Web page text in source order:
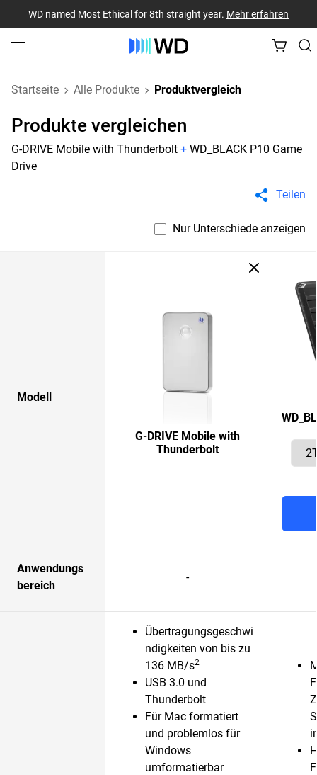
WD named Most Ethical for 8th straight year. Mehr erfahren
Startseite Alle Produkte Produktvergleich
Produkte vergleichen
G-DRIVE Mobile with Thunderbolt + WD_BLACK P10 Game
Drive
Teilen
Nur Unterschiede anzeigen
Modell
G-DRIVE Mobile with
Thunderbolt
Anwendungs
bereich
-
Übertragungsgeschwi
ndigkeiten von bis zu
136 MB/s2
USB 3.0 und
Thunderbolt
Für Mac formatiert
und problemlos für
Windows
umformatierbar